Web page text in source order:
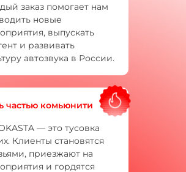
заказ помогает нам
новые
выпускать
и развивать
автозвука в России.
частью комьюнити
— это тусовка
Клиенты становятся
приезжают на
и гордятся